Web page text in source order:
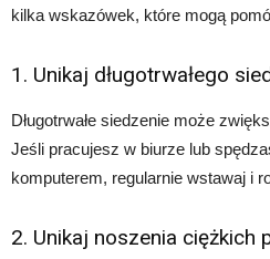
kilka wskazówek, które mogą
1. Unikaj długotrwałego
Długotrwałe siedzenie może
Jeśli pracujesz w biurze lub
komputerem, regularnie wstawaj i
2. Unikaj noszenia ciężkich